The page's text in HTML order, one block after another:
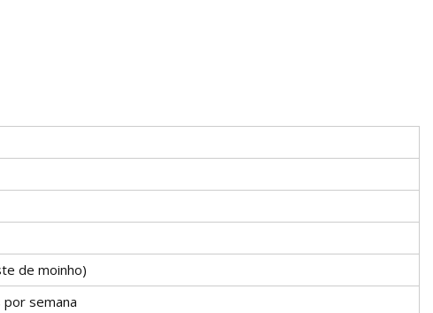
de moinho)
semana